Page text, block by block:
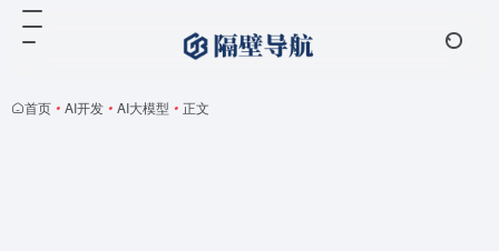
首页 • AI开发 • AI大模型 • 正文